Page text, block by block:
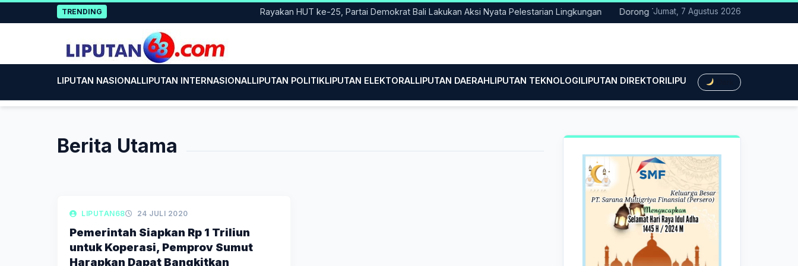
to
TRENDING Rayakan HUT ke-25, Partai Demokrat Bali Lakukan Aksi Nyata Pelestarian Lingkungan Dorong Transisi Energi di NTT, PLN UPK
Jumat, 7 Agustus 2026
LIPUTAN NASIONALLIPUTAN INTERNASIONALLIPUTAN POLITIKLIPUTAN ELEKTORALLIPUTAN DAERAHLIPUTAN TEKNOLOGILIPUTAN DIREKTORILIPUTAN HUKUMLIPUTAN
Berita Utama
LIPUTAN EKONOMI & KEUANGAN
LIPUTAN68 24 JULI 2020
Pemerintah Siapkan Rp 1 Triliun
untuk Koperasi, Pemprov Sumut
Harapkan Dapat Bangkitkan